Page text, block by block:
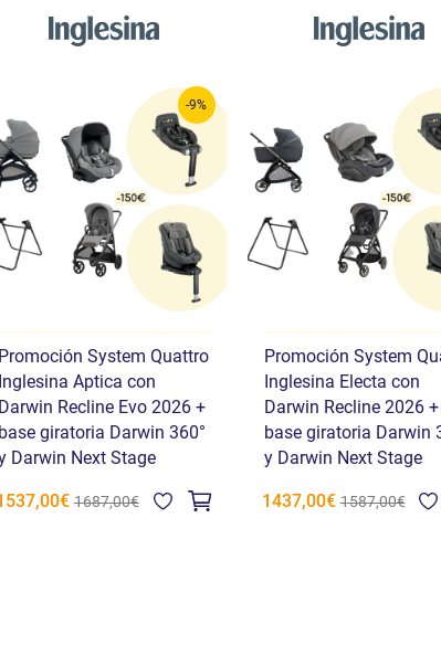
-9%
Promoción System Quattro
Inglesina Aptica con
Darwin Recline Evo 2026 +
base giratoria Darwin 360°
Darwin Next Stage
1687,00€
Promoción System
Inglesina Electa con
Darwin Recline 2026 +
base giratoria Darwin
y Darwin Next Stage
1437,00€ 1587,00€